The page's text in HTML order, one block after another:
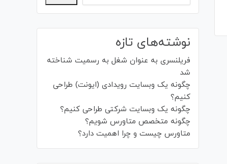
نوشته‌های تازه
فریلنسری به عنوان شغل به رسمیت شناخته
شد
چگونه یک وبسایت رویدادی (ایونت) طراحی
کنیم؟
چگونه یک وبسایت شرکتی طراحی کنیم؟
چگونه متخصص متاورس شویم؟
متاورس چیست و چرا اهمیت دارد؟